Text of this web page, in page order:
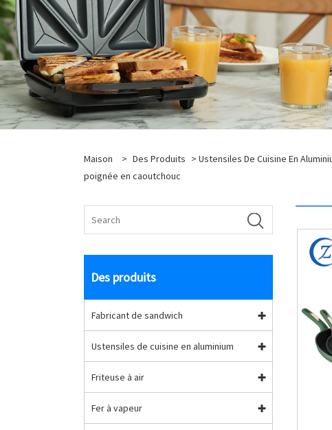
Maison > Des Produits > Ustensiles De Cuisine En
poignée en caoutchouc
Des produits
Fabricant de sandwich
Ustensiles de cuisine en aluminium
Friteuse à air
Fer à vapeur